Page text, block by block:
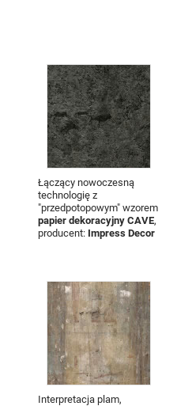
Łączący nowoczesną
technologię z
"przedpotopowym" wzorem
papier dekoracyjny CAVE,
producent: Impress Decor
Interpretacja plam,